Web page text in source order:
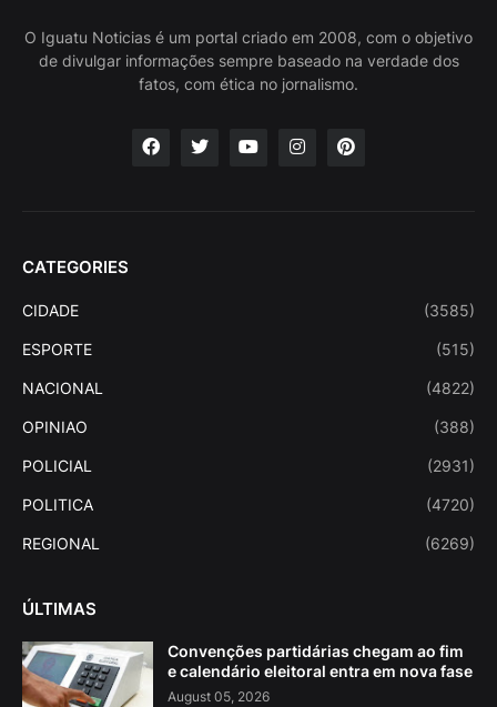
O Iguatu Noticias é um portal criado em 2008, com o objetivo
de divulgar informações sempre baseado na verdade dos
fatos, com ética no jornalismo.
CATEGORIES
CIDADE (3585)
ESPORTE (515)
NACIONAL (4822)
OPINIAO (388)
POLICIAL (2931)
POLITICA (4720)
REGIONAL (6269)
ÚLTIMAS
Convenções partidárias chegam ao fim
e calendário eleitoral entra em nova fase
August 05, 2026